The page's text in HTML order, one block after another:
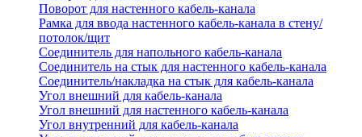
Поворот для настенного кабель-канала
Рамка для ввода настенного кабель-канала в стену/
потолок/щит
Соединитель для напольного кабель-канала
Соединитель на стык для настенного кабель-канала
Соединитель/накладка на стык для кабель-канала
Угол внешний для кабель-канала
Угол внешний для настенного кабель-канала
Угол внутренний для кабель-канала